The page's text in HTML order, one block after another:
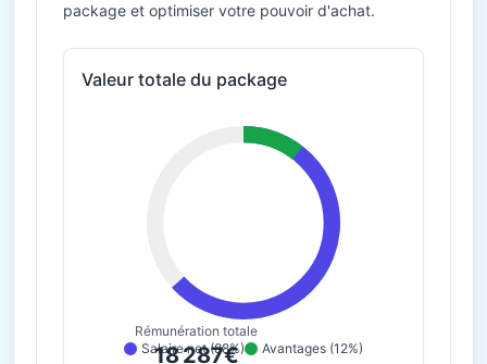
package et optimiser votre pouvoir d'achat.
Valeur totale du package
Rémunération totale
18 287€
Salaire net (88%) Avantages (12%)